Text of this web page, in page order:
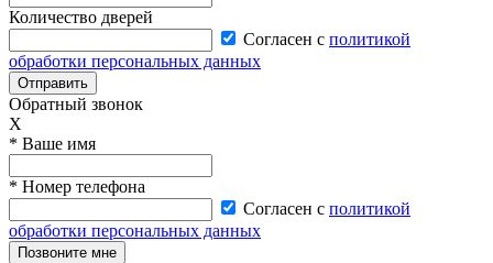
Количество дверей
Согласен с политикой
обработки персональных данных
Отправить
Обратный звонок
X
* Ваше имя
* Номер телефона
Согласен с политикой
обработки персональных данных
Позвоните мне